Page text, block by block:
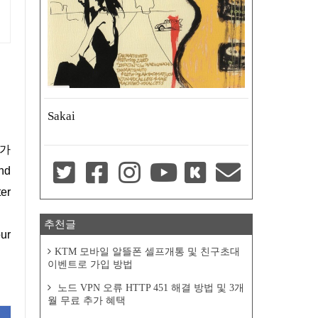
Sakai
추천글
KTM 모바일 알뜰폰 셀프개통 및 친구초대
이벤트로 가입 방법
노드 VPN 오류 HTTP 451 해결 방법 및 3개
월 무료 추가 혜택